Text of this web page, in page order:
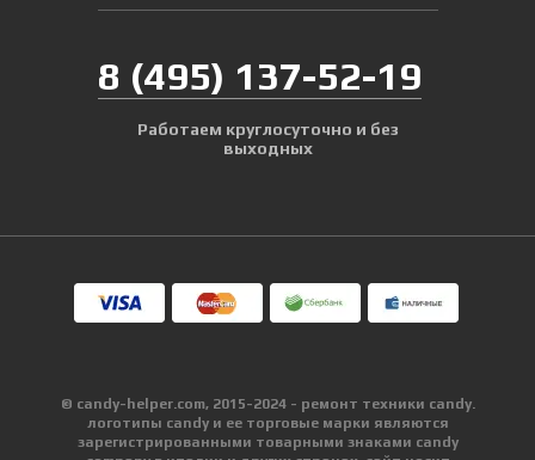
8 (495) 137-52-19
Работаем круглосуточно и без
выходных
© candy-helper.com, 2015-2024 - ремонт техники candy.
логотипы candy и ее торговые марки являются
зарегистрированными товарными знаками candy